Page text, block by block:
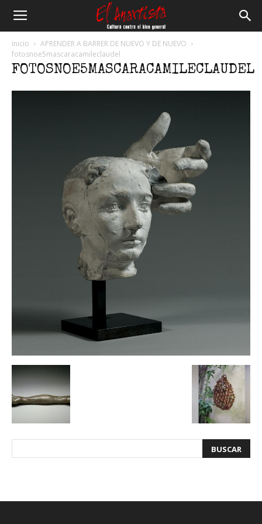
Anartista
Inicio
APRENDER A BARRER DE NUEVO Y DE NUEVO
fotosnoe5mascaracamileclaudel
FOTOSNOE5MASCARACAMILECLAUDEL